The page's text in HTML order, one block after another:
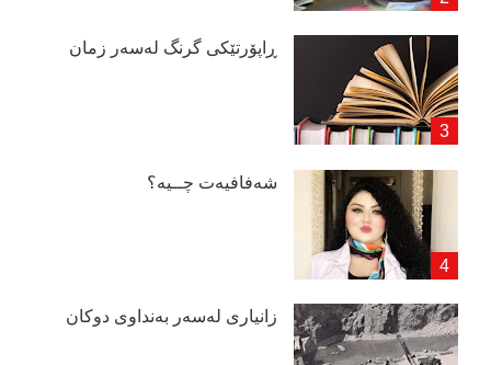
ڕاپۆرتێكی گرنگ لەسەر زمان
شەفافیەت چــیە؟
زانیاری لەسەر بەنداوی دوكان